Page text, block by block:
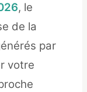
, le
de la
par
votre